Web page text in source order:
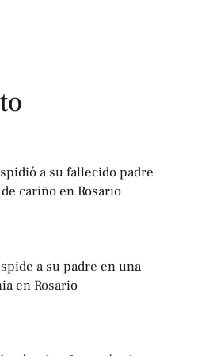
a su fallecido padre
cariño en Rosario
a su padre en una
en Rosario